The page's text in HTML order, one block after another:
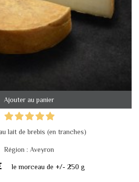
Ajouter au panier
lait de brebis (en tranches)
Région : Aveyron
le morceau de +/- 250 g